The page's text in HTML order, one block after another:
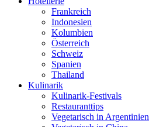
Frankreich
Indonesien
Kolumbien
Österreich
Schweiz
Spanien
Thailand
Kulinarik
Kulinarik-Festivals
Restauranttips
Vegetarisch in Argentinien